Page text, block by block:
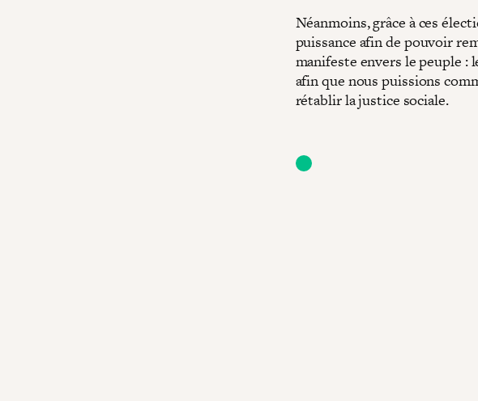
Néanmoins, grâce à ces
puissance afin de pouvoir
manifeste envers le peuple :
afin que nous puissions
rétablir la justice sociale.